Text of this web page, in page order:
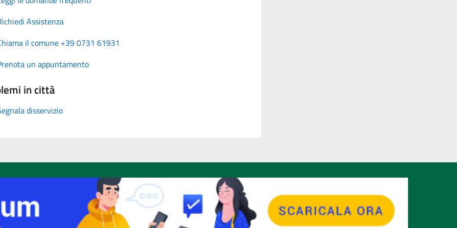
Assistenza
il comune +39 0731 61931
un appuntamento
in città
disservizio